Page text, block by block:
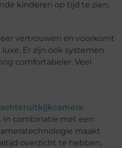
kinderen op tijd te zien.
vertrouwen en voorkomt
Er zijn ook systemen
comfortabeler. Veel
achteruitkijkcamera.
In combinatie met een
maakt
overzicht te hebben,